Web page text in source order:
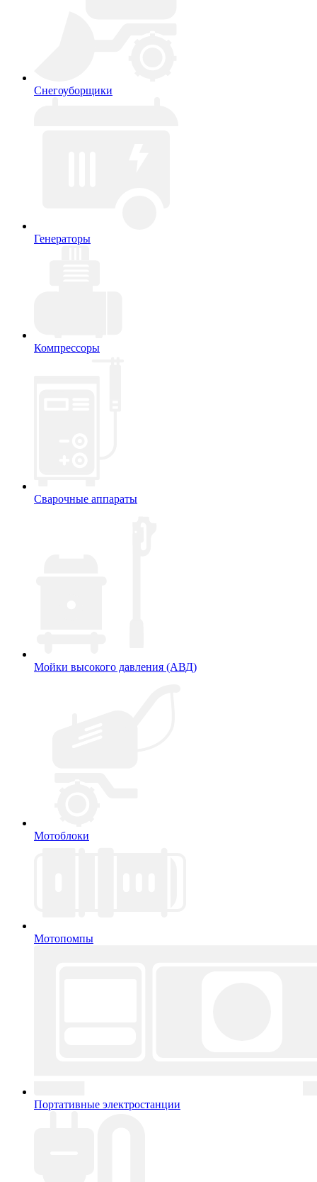
Снегоуборщики
Генераторы
Компрессоры
Сварочные аппараты
Мойки высокого давления (АВД)
Мотоблоки
Мотопомпы
Портативные электростанции